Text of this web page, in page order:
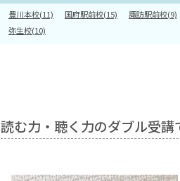
豊川本校(11)
国府駅前校(15) 諏訪駅前校(9)
弥生校(10)
読む力・聴く力のダブル受講